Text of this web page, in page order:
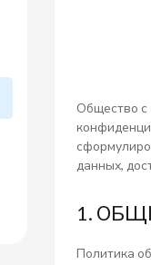
Общество с
данных,
1.
Политика